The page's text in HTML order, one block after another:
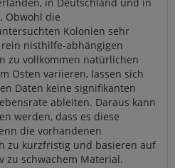
Obwohl die
Kolonien sehr
nisthilfe-abhängigen
zu vollkommen natürlichen
Osten variieren, lassen sich
Daten keine signifikanten
ableiten. Daraus kann
werden, dass es diese
die vorhandenen
zu kurzfristig und basieren auf
zu schwachem Material.